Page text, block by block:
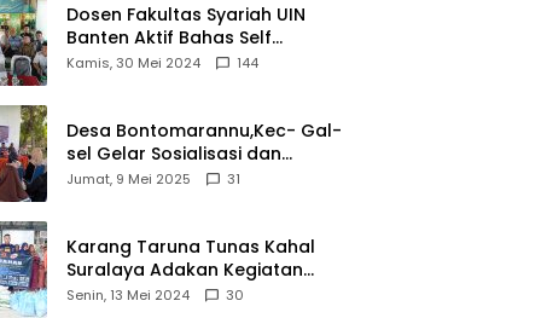
Dosen Fakultas Syariah UIN
Banten Aktif Bahas Self
Declare Halal dalam Forum
Kamis, 30 Mei 2024 144
Desa Bontomarannu,Kec- Gal-
sel Gelar Sosialisasi dan
Bimtek Pemutakhiran Data ID
Jumat, 9 Mei 2025 31
Karang Taruna Tunas Kahal
Suralaya Adakan Kegiatan
Bansos Terhadap Kaum
Senin, 13 Mei 2024 30